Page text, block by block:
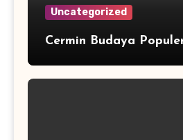
Uncategorized
Cermin Budaya